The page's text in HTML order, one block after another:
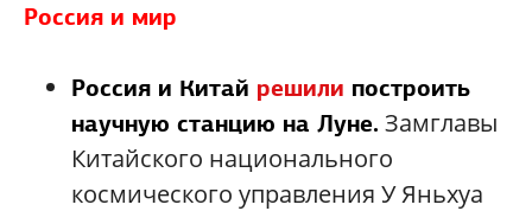
Россия и мир
Россия и Китай решили построить
научную станцию на Луне. Замглавы
Китайского национального
космического управления У Яньхуа